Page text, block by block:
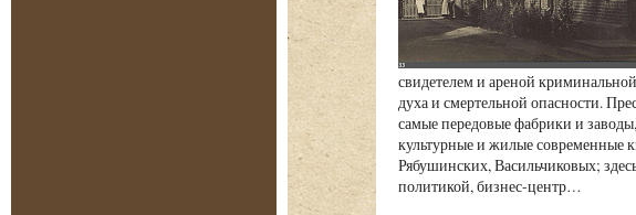
свидетелем и ареной
духа и смертельной опасности.
самые передовые фабрики и
культурные и жилые современные
Рябушинских, Васильчиковых;
политикой, бизнес-центр…